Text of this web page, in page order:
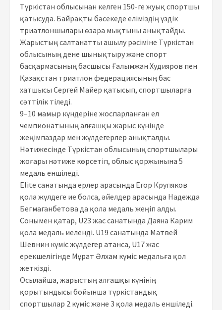
Түркістан облысынан келген 150-ге жуық спортшы
қатысуда. Байрақты бәсекеде еліміздің үздік
триатлоншылары өзара мықтыны анықтайды.
Жарыстың салтанатты ашылу рәсіміне Түркістан
облысының дене шынықтыру және спорт
басқармасының басшысы Ғалымжан Худияров пен
Қазақстан триатлон федерациясының бас
хатшысы Сергей Майер қатысып, спортшыларға
сәттілік тіледі.
9–10 мамыр күндеріне жоспарланған ел
чемпионатының алғашқы жарыс күнінде
жеңімпаздар мен жүлдегерлер анықталды.
Нәтижесінде Түркістан облысының спортшылары
жоғары нәтиже көрсетіп, облыс қоржынына 5
медаль еншіледі.
Elite санатында ерлер арасында Егор Крупяков
қола жүлдеге ие болса, әйелдер арасында Надежда
Бегмаганбетова да қола медаль жеңіп алды.
Сонымен қатар, U23 жас санатында Даяна Карим
қола медаль иеленді. U19 санатында Матвей
Шевнин күміс жүлдегер атанса, U17 жас
ерекшелігінде Мұрат Әлхам күміс медальға қол
жеткізді.
Осылайша, жарыстың алғашқы күнінің
қорытындысы бойынша түркістандық
спортшылар 2 күміс және 3 қола медаль еншіледі.